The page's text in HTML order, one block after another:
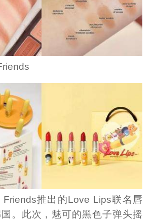
Friends推出的Love Lips联名唇
。此次，魅可的黑色子弹头摇